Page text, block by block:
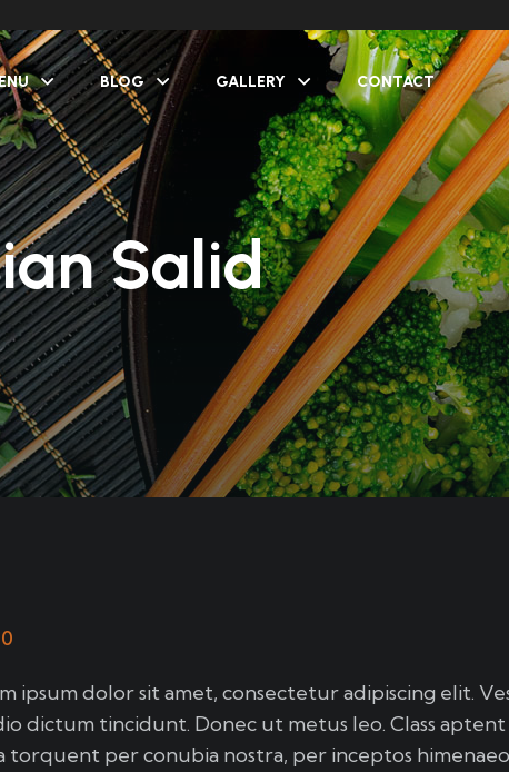
BLOG GALLERY CONTACT
Salid
ipsum dolor sit amet, consectetur adipiscing elit.
dictum tincidunt. Donec ut metus leo. Class aptent
torquent per conubia nostra, per inceptos